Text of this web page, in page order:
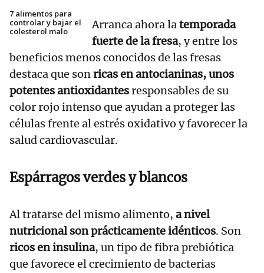
7 alimentos para
controlar y bajar el
colesterol malo
Arranca ahora latemporada
fuerte de la fresa, y entre los
beneficios menos conocidos de las fresas
destaca que sonricas en antocianinas, unos
potentes antioxidantesresponsables de su
color rojo intenso que ayudan a proteger las
células frente al estrés oxidativo y favorecer la
salud cardiovascular.
Espárragos verdes y blancos
Al tratarse del mismo alimento, a nivel
nutricional son prácticamente idénticos. Son
ricos en insulina, un tipo de fibra prebiótica
que favorece el crecimiento de bacterias